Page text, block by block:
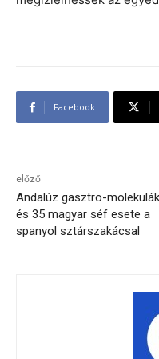
Facebook
előző
Andalúz gasztro-molekulák
és 35 magyar séf esete a
spanyol sztárszakácsal